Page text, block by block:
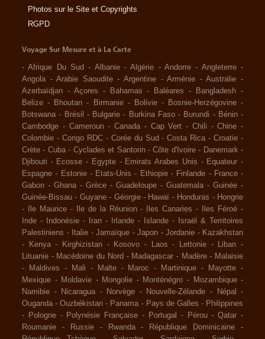
Photos sur le Site et Copyrights
RGPD
Voyage Sur Mesure et à La Carte
-Afrique Du Sud - Albanie -Algérie -Andorre - Angleterre -
Angola -Arabie Saoudite -Argentine -Arménie -Australie -
Azerbaïdjan - Açores - Bahamas - Baléares - Bangladesh -
Belize - Bhoutan - Birmanie - Bolivie - Bosnie-Herzégovine -
Botswana - Brésil - Bulgarie - Burkina Faso - Burundi - Bénin -
Cambodge - Cameroun - Canada - Cap Vert - Chili -Chine -
Colombie - Congo RDC - Corée du Sud -Costa Rica -Croatie -
Crète - Cuba - Cyclades et Santorin -Côte d'Ivoire - Danemark -
Djibouti - Ecosse - Egypte - Emirats Arabes Unis - Equateur -
Espagne - Estonie - Etats-Unis - Ethiopie - Finlande - France -
Gabon - Ghana - Grèce - Guadeloupe - Guatemala - Guinée -
Guinée-Bissau - Guyane - Géorgie - Hawaï - Honduras - Hongrie
-
Ile Maurice - Ile de la Réunion - Iles Canaries - Iles Féroé -
Inde - Indonésie - Iran - Irlande - Islande -
Israël & Territoires
Palestiniens - Italie - Jamaïque - Japon - Jordanie - Kazakhstan
-
Kenya - Kirghizistan - Kosovo - Laos - Lettonie - Liban -
Lituanie - Macédoine du Nord - Madagascar - Madère - Malaisie
-
Maldives - Mali - Malte - Maroc - Martinique - Mayotte -
Mexique - Moldavie - Mongolie - Monténégro - Mozambique -
Namibie - Nicaragua - Norvège - Nouvelle-Zélande - Népal
-
Ouganda -Ouzbékistan - Panama - Pays de Galles - Philippines
-
Pologne - Polynésie Française - Portugal - Pérou -Qatar -
Roumanie
- Russie - Rwanda - République Dominicaine
-